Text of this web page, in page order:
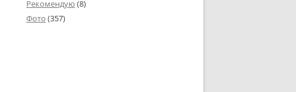
Рекомендую (8)
Фото (357)